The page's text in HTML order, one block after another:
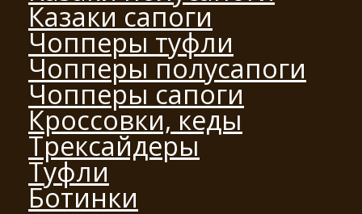
Казаки сапоги
Чопперы туфли
Чопперы полусапоги
Чопперы сапоги
Кроссовки, кеды
Трексайдеры
Туфли
Ботинки